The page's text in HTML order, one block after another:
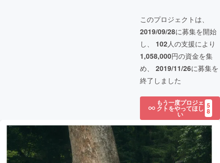
このプロジェクトは、
2019/09/28に募集を開始
し、 102人の支援により
1,058,000円の資金を集
め、 2019/11/26に募集を
終了しました
もう一度プロジェ
クトをやってほし
い
5
8